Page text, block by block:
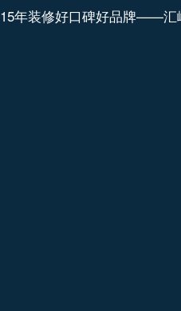
15年装修好口碑好品牌——汇